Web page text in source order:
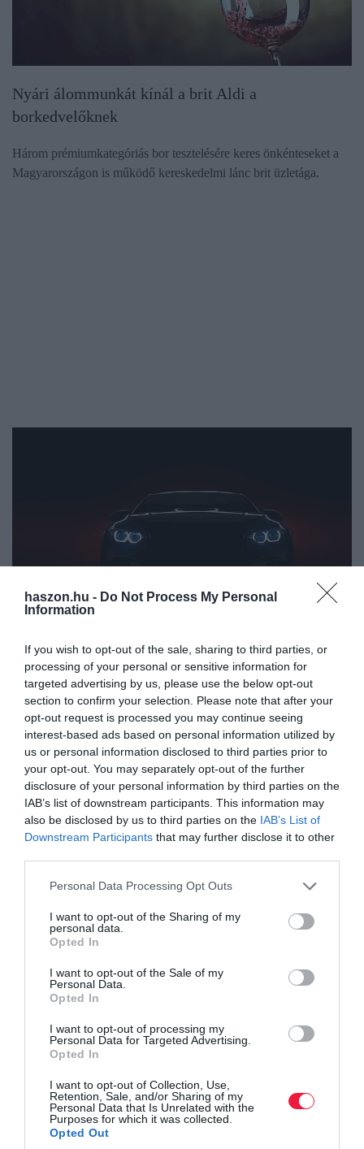
haszon.hu - Do Not Process My Personal
Information
If you wish to opt-out of the sale, sharing to third parties, or
processing of your personal or sensitive information for
targeted advertising by us, please use the below opt-out
section to confirm your selection. Please note that after your
opt-out request is processed you may continue seeing
interest-based ads based on personal information utilized by
us or personal information disclosed to third parties prior to
your opt-out. You may separately opt-out of the further
disclosure of your personal information by third parties on the
IAB’s list of downstream participants. This information may
also be disclosed by us to third parties on the IAB’s List of
Downstream Participants that may further disclose it to other
Please note that this website/app uses one or more Google
not limited to your visit or usage behaviour. You may click to
grant or deny consent to Google and its third-party tags to
use your data for below specified purposes in below Google
consent section.
Personal Data Processing Opt Outs
I want to opt-out of the Sharing of my
personal data.
Opted In
I want to opt-out of the Sale of my
Personal Data.
Opted In
I want to opt-out of processing my
Personal Data for Targeted Advertising.
Opted In
I want to opt-out of Collection, Use,
Retention, Sale, and/or Sharing of my
Personal Data that Is Unrelated with the
Purposes for which it was collected.
Opted Out
Nyári álommunkát kínál a brit Aldi a
borkedvelőknek
Három prémiumkategóriás bor tesztelésére keres önkénteseket a
Magyarországon is működő kereskedelmi lánc brit üzletága.
AUTÓ
Az F1 sztártervezője az elektromos
szuperautókban látja a jövőt
A Gordon Murray csoport 300 millió fontot szán a következő 5
évben terjeszkedésre és új modellek gyártására. 2030-ra várható
az első, teljesen elektromos szuperautó a gyártótól - írja a Reuters.